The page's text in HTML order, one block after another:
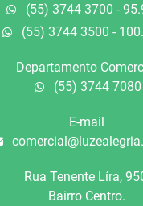
(55) 3744 3700 -
(55) 3744 3500 -
Departamento
(55) 3744 7080
E-mail
Rua Tenente Líra,
Bairro Centro.